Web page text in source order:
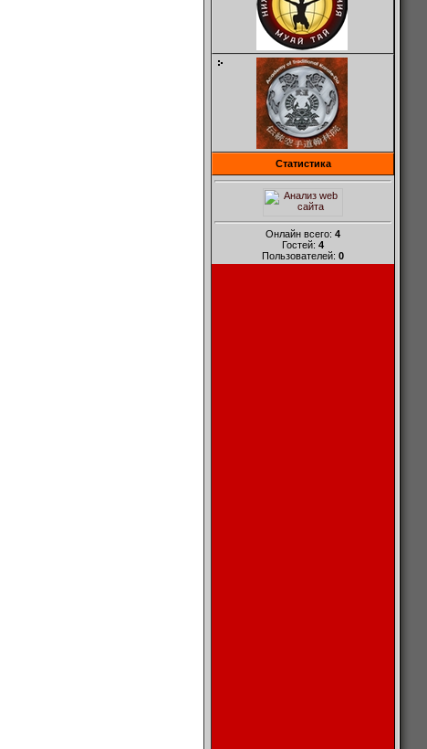
Статистика
Онлайн всего: 4
Гостей: 4
Пользователей: 0